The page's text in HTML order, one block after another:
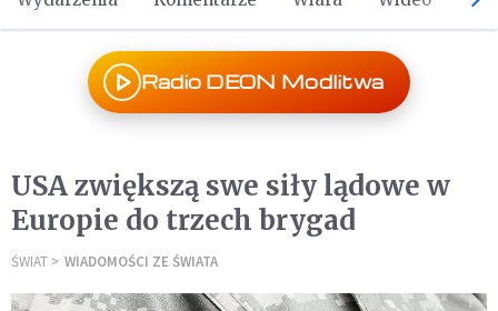
Radio DEON Modlitwa
USA zwiększą swe siły lądowe w
Europie do trzech brygad
ŚWIAT WIADOMOŚCI ZE ŚWIATA